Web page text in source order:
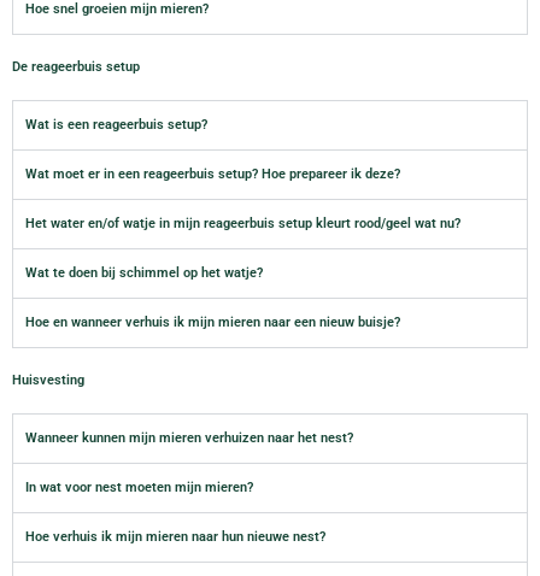
Hoe snel groeien mijn mieren?
De reageerbuis setup
Wat is een reageerbuis setup?
Wat moet er in een reageerbuis setup? Hoe prepareer ik deze?
Het water en/of watje in mijn reageerbuis setup kleurt rood/geel wat nu?
Wat te doen bij schimmel op het watje?
Hoe en wanneer verhuis ik mijn mieren naar een nieuw buisje?
Huisvesting
Wanneer kunnen mijn mieren verhuizen naar het nest?
In wat voor nest moeten mijn mieren?
Hoe verhuis ik mijn mieren naar hun nieuwe nest?